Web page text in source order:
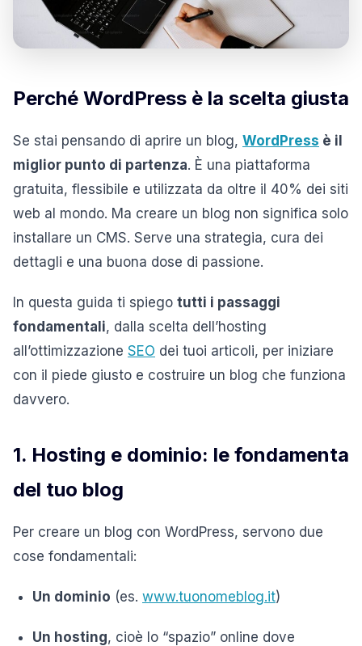
Perché WordPress è la scelta giusta
Se stai pensando di aprire un blog, WordPress è il
miglior punto di partenza. È una piattaforma
gratuita, flessibile e utilizzata da oltre il 40% dei siti
web al mondo. Ma creare un blog non significa solo
installare un CMS. Serve una strategia, cura dei
dettagli e una buona dose di passione.
In questa guida ti spiego tutti i passaggi
fondamentali, dalla scelta dell’hosting
all’ottimizzazione SEO dei tuoi articoli, per iniziare
con il piede giusto e costruire un blog che funziona
davvero.
1. Hosting e dominio: le fondamenta
del tuo blog
Per creare un blog con WordPress, servono due
cose fondamentali:
Un dominio (es. www.tuonomeblog.it)
Un hosting, cioè lo “spazio” online dove